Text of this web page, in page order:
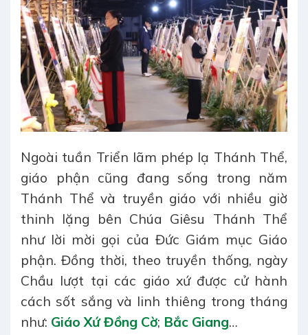
Ngoài tuần Triển lãm phép lạ Thánh Thể,
giáo phận cũng đang sống trong năm
Thánh Thể và truyền giáo với nhiều giờ
thinh lặng bên Chúa Giêsu Thánh Thể
như lời mời gọi của Đức Giám mục Giáo
phận. Đồng thời, theo truyền thống, ngày
Chầu lượt tại các giáo xứ được cử hành
cách sốt sắng và linh thiêng trong tháng
như: Giáo Xứ Đồng Cờ; Bắc Giang…